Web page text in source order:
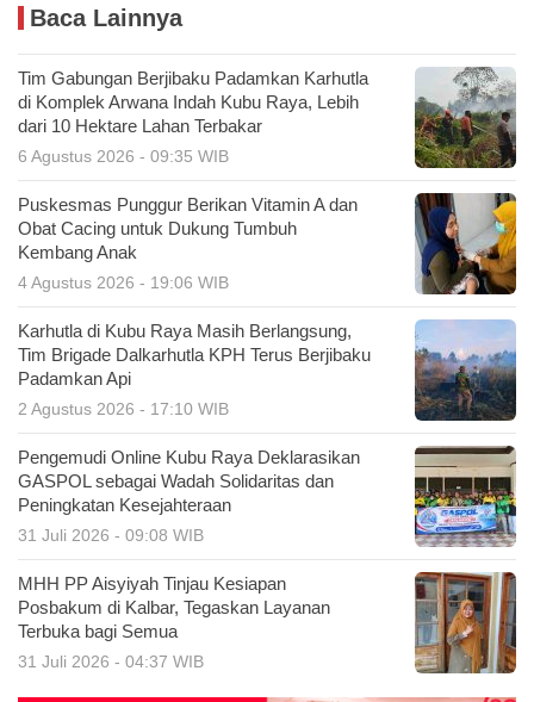
Baca Lainnya
Tim Gabungan Berjibaku Padamkan Karhutla
di Komplek Arwana Indah Kubu Raya, Lebih
dari 10 Hektare Lahan Terbakar
6 Agustus 2026 - 09:35 WIB
Puskesmas Punggur Berikan Vitamin A dan
Obat Cacing untuk Dukung Tumbuh
Kembang Anak
4 Agustus 2026 - 19:06 WIB
Karhutla di Kubu Raya Masih Berlangsung,
Tim Brigade Dalkarhutla KPH Terus Berjibaku
Padamkan Api
2 Agustus 2026 - 17:10 WIB
Pengemudi Online Kubu Raya Deklarasikan
GASPOL sebagai Wadah Solidaritas dan
Peningkatan Kesejahteraan
31 Juli 2026 - 09:08 WIB
MHH PP Aisyiyah Tinjau Kesiapan
Posbakum di Kalbar, Tegaskan Layanan
Terbuka bagi Semua
31 Juli 2026 - 04:37 WIB